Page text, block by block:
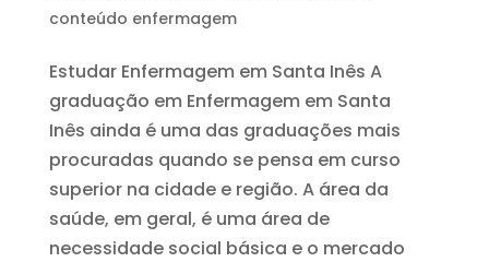
conteúdo enfermagem
Estudar Enfermagem em Santa Inês A
graduação em Enfermagem em Santa
Inês ainda é uma das graduações mais
procuradas quando se pensa em curso
superior na cidade e região. A área da
saúde, em geral, é uma área de
necessidade social básica e o mercado